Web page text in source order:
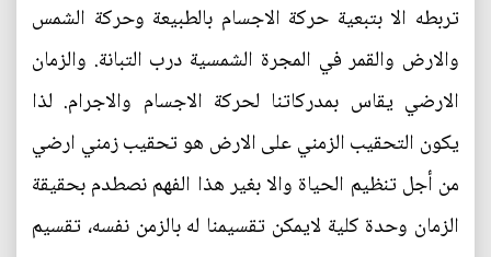
تربطه الا بتبعية حركة الاجسام بالطبيعة وحركة الشمس
والارض والقمر في المجرة الشمسية درب التبانة. والزمان
الارضي يقاس بمدركاتنا لحركة الاجسام والاجرام. لذا
يكون التحقيب الزمني على الارض هو تحقيب زمني ارضي
من أجل تنظيم الحياة والا بغير هذا الفهم نصطدم بحقيقة
الزمان وحدة كلية لايمكن تقسيمنا له بالزمن نفسه، تقسيم